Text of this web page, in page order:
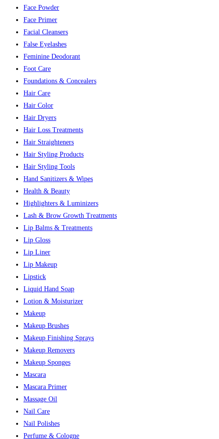
Face Powder
Face Primer
Facial Cleansers
False Eyelashes
Feminine Deodorant
Foot Care
Foundations & Concealers
Hair Care
Hair Color
Hair Dryers
Hair Loss Treatments
Hair Straighteners
Hair Styling Products
Hair Styling Tools
Hand Sanitizers & Wipes
Health & Beauty
Highlighters & Luminizers
Lash & Brow Growth Treatments
Lip Balms & Treatments
Lip Gloss
Lip Liner
Lip Makeup
Lipstick
Liquid Hand Soap
Lotion & Moisturizer
Makeup
Makeup Brushes
Makeup Finishing Sprays
Makeup Removers
Makeup Sponges
Mascara
Mascara Primer
Massage Oil
Nail Care
Nail Polishes
Perfume & Cologne